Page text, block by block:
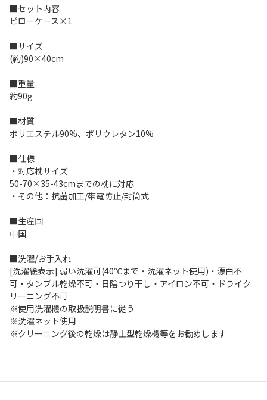
■セット内容
ピローケース×1
■サイズ
(約)90×40cm
■重量
約90g
■材質
ポリエステル90%、ポリウレタン10%
■仕様
・対応枕サイズ
50-70×35-43cmまでの枕に対応
・その他：抗菌加工/帯電防止/封筒式
■生産国
中国
■洗濯/お手入れ
[洗濯絵表示] 弱い洗濯可(40℃まで・洗濯ネット使用)・漂白不
可・タンブル乾燥不可・日陰つり干し・アイロン不可・ドライク
リーニング不可
※使用洗濯機の取扱説明書に従う
※洗濯ネット使用
※クリーニング後の乾燥は静止型乾燥機等をお勧めします